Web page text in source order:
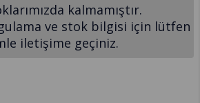
kalmamıştır.
ve stok bilgisi için lütfen
iletişime geçiniz.